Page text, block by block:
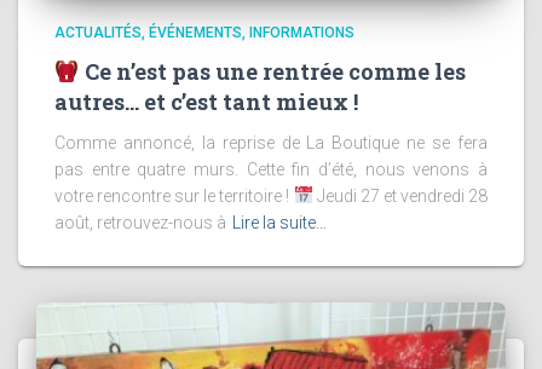
ACTUALITÉS ÉVÉNEMENTS INFORMATIONS
Ce n’est pas une rentrée comme les
autres… et c’est tant mieux !
Comme annoncé, la reprise de La Boutique ne se fera
pas entre quatre murs. Cette fin d’été, nous venons à
votre rencontre sur le territoire !
Jeudi 27 et vendredi 28
août, retrouvez-nous à
Lire la suite…